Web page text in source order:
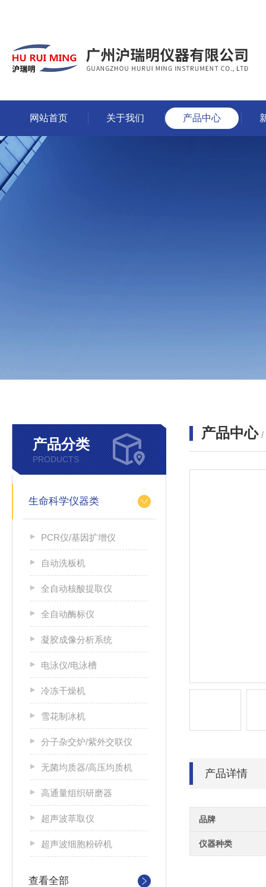
网站首页 关于我们 产品中心
产品分类
PRODUCTS
生命科学仪器类
PCR仪/基因扩增仪
自动洗板机
全自动核酸提取仪
全自动酶标仪
凝胶成像分析系统
电泳仪/电泳槽
冷冻干燥机
雪花制冰机
分子杂交炉/紫外交联仪
无菌均质器/高压均质机
高通量组织研磨器
超声波萃取仪
超声波细胞粉碎机
查看全部
产品中心 /
产品详情
品牌
仪器种类